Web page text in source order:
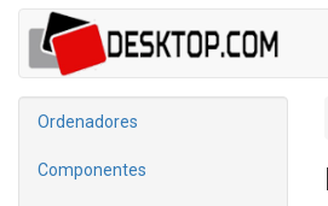
Ordenadores
Componentes